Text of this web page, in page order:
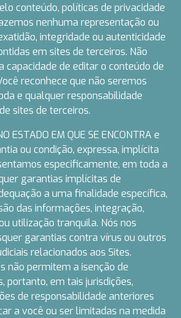
conteúdo, políticas de privacidade
nenhuma representação ou
integridade ou autenticidade
em sites de terceiros. Não
capacidade de editar o conteúdo de
reconhece que não seremos
e qualquer responsabilidade
sites de terceiros.
ESTADO EM QUE SE ENCONTRA e
ou condição, expressa, implícita
especificamente, em toda a
garantias implícitas de
a uma finalidade específica,
das informações, integração,
utilização tranquila. Nós nos
garantias contra vírus ou outros
relacionados aos Sites.
não permitem a isenção de
portanto, em tais jurisdições,
de responsabilidade anteriores
a você ou ser limitadas na medida